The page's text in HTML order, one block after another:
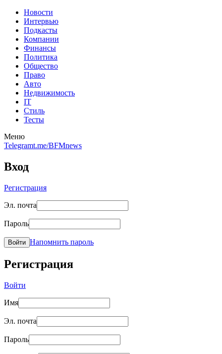
Новости
Интервью
Подкасты
Компании
Финансы
Политика
Общество
Право
Авто
Недвижимость
IT
Стиль
Тесты
Меню
Telegramt.me/BFMnews
Вход
Регистрация
Эл. почта
Пароль
Войти Напомнить пароль
Регистрация
Войти
Имя
Эл. почта
Пароль